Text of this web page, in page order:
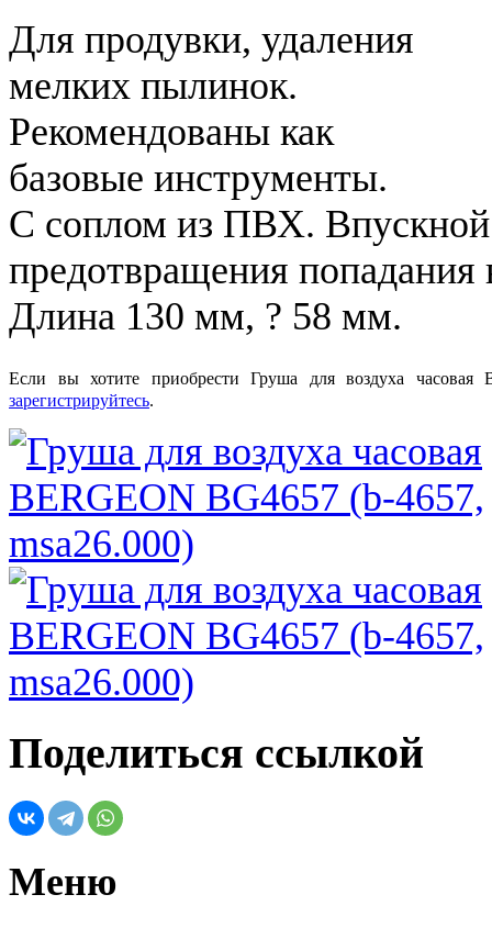
Для продувки, удаления
мелких пылинок.
Рекомендованы как
базовые инструменты.
С соплом из ПВХ.
предотвращения попадания
Длина 130 мм, ? 58 мм.
Если вы хотите приобрести Груша для воздуха
зарегистрируйтесь.
Поделиться ссылкой
Меню